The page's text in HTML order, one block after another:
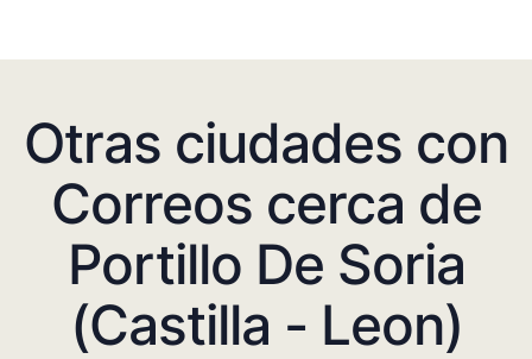
Otras ciudades con
Correos cerca de
Portillo De Soria
(Castilla - Leon)